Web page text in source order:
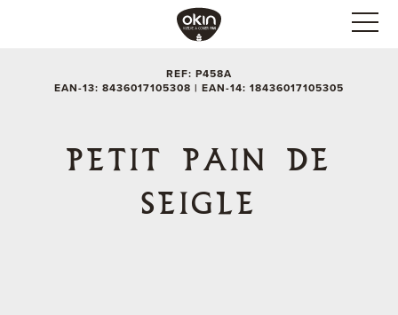
REF: P458A
EAN-13: 8436017105308 | EAN-14: 18436017105305
PETIT PAIN DE
SEIGLE